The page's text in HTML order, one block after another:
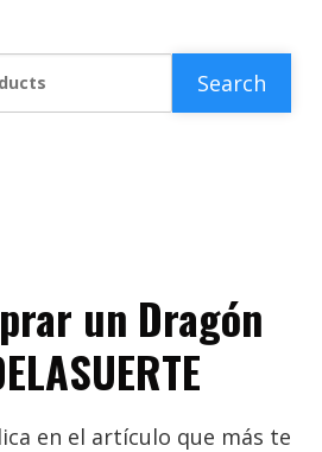
Search
un Dragón
en el artículo que más te